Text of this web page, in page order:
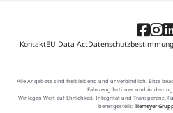
KontaktEU Data Act
Alle Angebote sind freibleibend und unverbindlich. Bitte
Fahrzeug Irrtümer und
Wir legen Wert auf Ehrlichkeit, Integrität und Transparenz.
bereitgestellt: Tiemeyer